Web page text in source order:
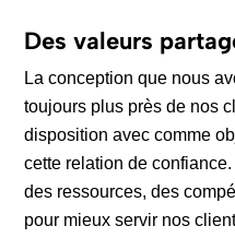
Des valeurs
La conception que nous
toujours plus près de nos
disposition avec comme
cette relation de
des ressources, des
pour mieux servir nos